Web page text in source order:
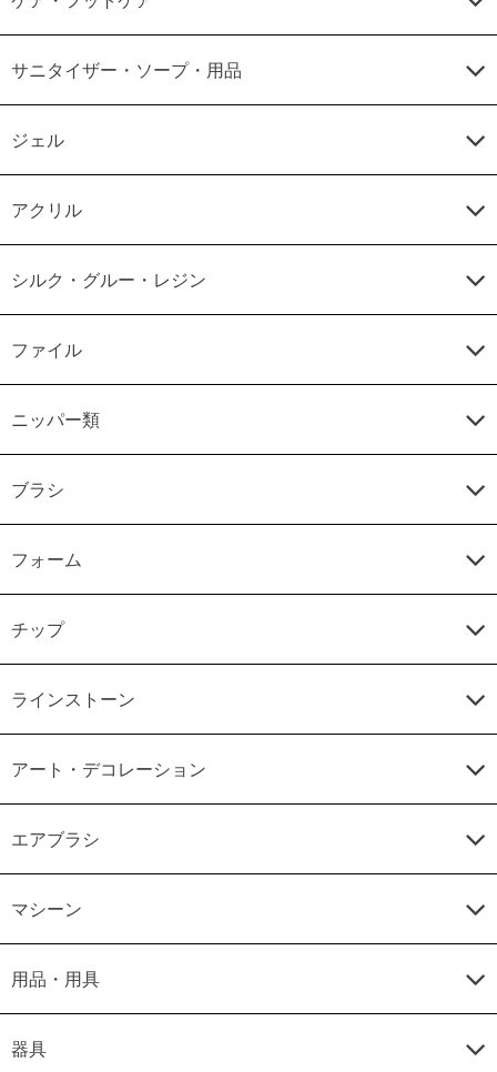
サニタイザー・ソープ・用品
ジェル
アクリル
シルク・グルー・レジン
ファイル
ニッパー類
ブラシ
フォーム
チップ
ラインストーン
アート・デコレーション
エアブラシ
マシーン
用品・用具
器具